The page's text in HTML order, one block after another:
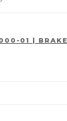
01 | BRAKE